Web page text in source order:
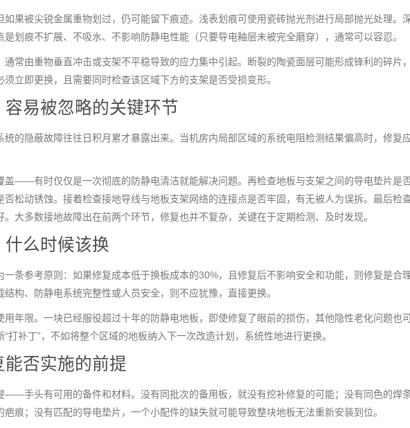
果被尖锐金属重物划过，仍可能留下痕迹。浅表划痕可使用瓷砖抛光剂进行局部抛光处理。
划痕不扩展、不吸水、不影响防静电性能（只要导电釉层未被完全磨穿），通常可以容忍。
通常由重物垂直冲击或支架不平稳导致的应力集中引起。断裂的陶瓷面层可能形成锋利的碎片
立即更换，且需要同时检查该区域下方的支架是否受损变形。
易被忽略的关键环节
的隐蔽故障往往日积月累才暴露出来。当机房内局部区域的系统电阻检测结果偏高时，修复
盖——有时仅仅是一次彻底的防静电清洁就能解决问题。再检查地板与支架之间的导电垫片是
松动锈蚀。接着检查接地导线与地板支架网络的连接点是否牢固，有无被人为误拆。最后检
大多数接地故障出在前两个环节，修复也并不复杂，关键在于定期检测、及时发现。
么时候该换
条参考原则：如果修复成本低于换板成本的30%，且修复后不影响安全和功能，则修复是合
构、防静电系统完整性或人员安全，则不应犹豫，直接更换。
年限。一块已经服役超过十年的防静电地板，即使修复了眼前的损伤，其他隐性老化问题也
打补丁”，不如将整个区域的地板纳入下一次改造计划，系统性地进行更换。
否实施的前提
——手头有可用的备件和材料。没有同批次的备用板，就没有挖补修复的可能；没有同色的焊条
痕；没有匹配的导电垫片，一个小配件的缺失就可能导致整块地板无法重新安装到位。